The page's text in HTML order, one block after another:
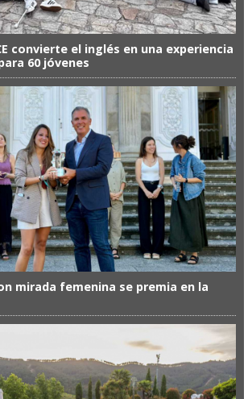
convierte el inglés en una experiencia
60 jóvenes
mirada femenina se premia en la